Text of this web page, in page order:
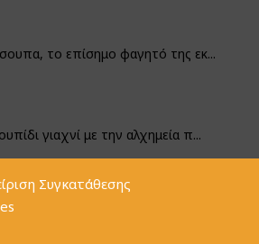
Συγκατάθεσης
το επίσημο φαγητό της εκ...
γιαχνί με την αλχημεία π...
γεμιστές με ρύζι και ριζό...